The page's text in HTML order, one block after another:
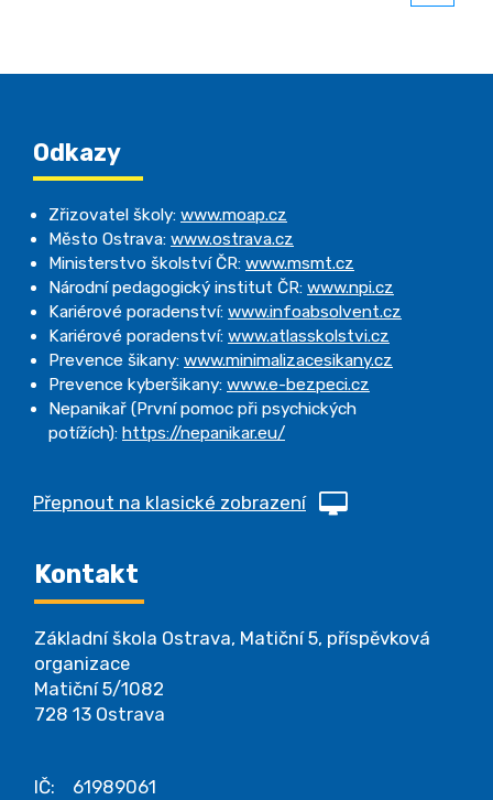
Odkazy
Zřizovatel školy: www.moap.cz
Město Ostrava: www.ostrava.cz
Ministerstvo školství ČR: www.msmt.cz
Národní pedagogický institut ČR: www.npi.cz
Kariérové poradenství: www.infoabsolvent.cz
Kariérové poradenství: www.atlasskolstvi.cz
Prevence šikany: www.minimalizacesikany.cz
Prevence kyberšikany: www.e-bezpeci.cz
Nepanikař (První pomoc při psychických
potížích): https://nepanikar.eu/
Přepnout na klasické zobrazení
Kontakt
Základní škola Ostrava, Matiční 5, příspěvková
organizace
Matiční 5/1082
728 13 Ostrava
IČ: 61989061